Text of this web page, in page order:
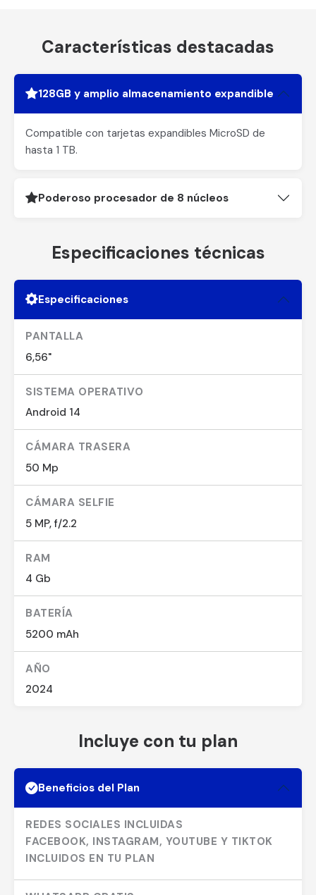
Características destacadas
128GB y amplio almacenamiento expandible
Compatible con tarjetas expandibles MicroSD de
hasta 1 TB.
Poderoso procesador de 8 núcleos
Especificaciones técnicas
Especificaciones
PANTALLA
6,56"
SISTEMA OPERATIVO
Android 14
CÁMARA TRASERA
50 Mp
CÁMARA SELFIE
5 MP, f/2.2
RAM
4 Gb
BATERÍA
5200 mAh
AÑO
2024
Incluye con tu plan
Beneficios del Plan
REDES SOCIALES INCLUIDAS
FACEBOOK, INSTAGRAM, YOUTUBE Y TIKTOK
INCLUIDOS EN TU PLAN